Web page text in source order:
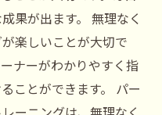
果が出ます。 無理なく
楽しいことが大切で
ナーがわかりやすく指
ことができます。 パー